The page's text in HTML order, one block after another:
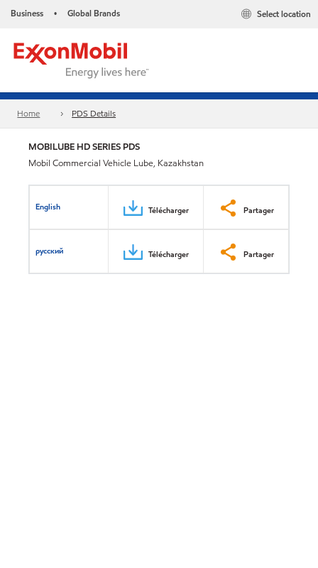
Business • Global Brands Select location
Home PDS Details
MOBILUBE HD SERIES PDS
Mobil Commercial Vehicle Lube, Kazakhstan
English Télécharger Partager
русский Télécharger Partager